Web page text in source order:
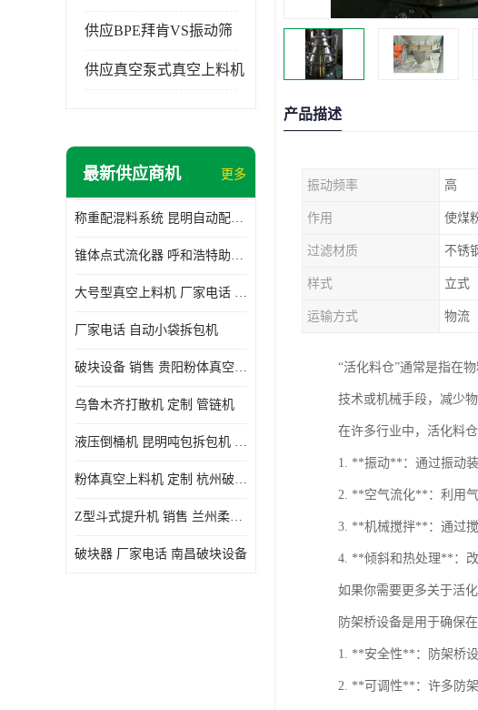
供应BPE拜肯VS振动筛
供应真空泵式真空上料机
最新供应商机 更多
称重配混料系统 昆明自动配料系统 厂家电话
锥体点式流化器 呼和浩特助流料斗 厂家
大号型真空上料机 厂家电话 武汉粉体料管链机
厂家电话 自动小袋拆包机
破块设备 销售 贵阳粉体真空上料机
乌鲁木齐打散机 定制 管链机
液压倒桶机 昆明吨包拆包机 定制
粉体真空上料机 定制 杭州破块器
Z型斗式提升机 销售 兰州柔性螺旋输送机
破块器 厂家电话 南昌破块设备
产品描述
振动频率 高
作用 使煤
过滤材质 不锈
样式 立式
运输方式 物流
“活化料仓”通常是指在
技术或机械手段，减少
在许多行业中，活化料
1. **振动**：通过振动装
2. **空气流化**：利用
3. **机械搅拌**：通过
4. **倾斜和热处理**：
如果你需要更多关于活
防架桥设备是用于确保
1. **安全性**：防架桥
2. **可调性**：许多防